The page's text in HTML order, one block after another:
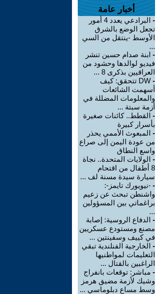
أخبار عامة
-
البرادعي يعدد 4 أمور
تجعل الوضع بالشرق
الأوسط -ينتقل من السي
...
- ابنة صدام حسين تنشر
فيديو لوالدها وحشود من
العراقيين بذكرى 8 ...
-
DW تتحقق: كيف
أسهمت الشائعات
والمعلومات المضللة في
أزمة سبتة ...
- القطط.. كائنات صغيرة
بأسرار كبيرة
- المبعوث الأممي يحذر
من عودة اليمن إلى صراع
واسع النطاق
- الولايات المتحدة.. نجاة
8 أطفال من اقتحام
سيارة سيدة مسنة لف ...
- -نيويورك تايمز-:
واشنطن تبحث عن زعيم
براغماتي بين المسؤولين
...
- الدفاع الروسية: إصابة
مصنع ومستودع عسكريين
في كييف وسفينتين ...
- الخارجية الفنلندية تبقي
التعليمات لمواطنيها
الراغبين بالقتال ...
- مباشر: توقعات بانفراج
وشيك لأزمة مضيق هرمز
وسط مساع دبلوماسي ...